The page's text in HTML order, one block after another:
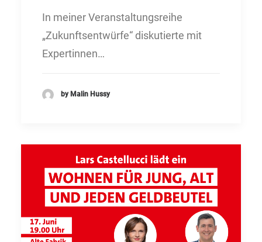
In meiner Veranstaltungsreihe
„Zukunftsentwürfe“ diskutierte mit
Expertinnen…
by Malin Hussy